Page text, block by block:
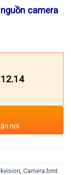
camera
nơi
Camera bmt